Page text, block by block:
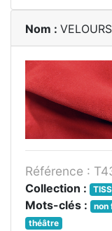
Nom :
Référence :
Collection :
Mots-clés : non
théâtre